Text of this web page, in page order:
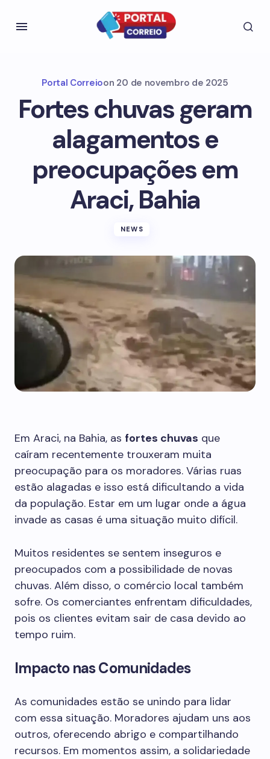
Portal Correioon 20 de novembro de 2025
Fortes chuvas geram
alagamentos e
preocupações em
Araci, Bahia
NEWS
Em Araci, na Bahia, as fortes chuvas que
caíram recentemente trouxeram muita
preocupação para os moradores. Várias ruas
estão alagadas e isso está dificultando a vida
da população. Estar em um lugar onde a água
invade as casas é uma situação muito difícil.
Muitos residentes se sentem inseguros e
preocupados com a possibilidade de novas
chuvas. Além disso, o comércio local também
sofre. Os comerciantes enfrentam dificuldades,
pois os clientes evitam sair de casa devido ao
tempo ruim.
Impacto nas Comunidades
As comunidades estão se unindo para lidar
com essa situação. Moradores ajudam uns aos
outros, oferecendo abrigo e compartilhando
recursos. Em momentos assim, a solidariedade